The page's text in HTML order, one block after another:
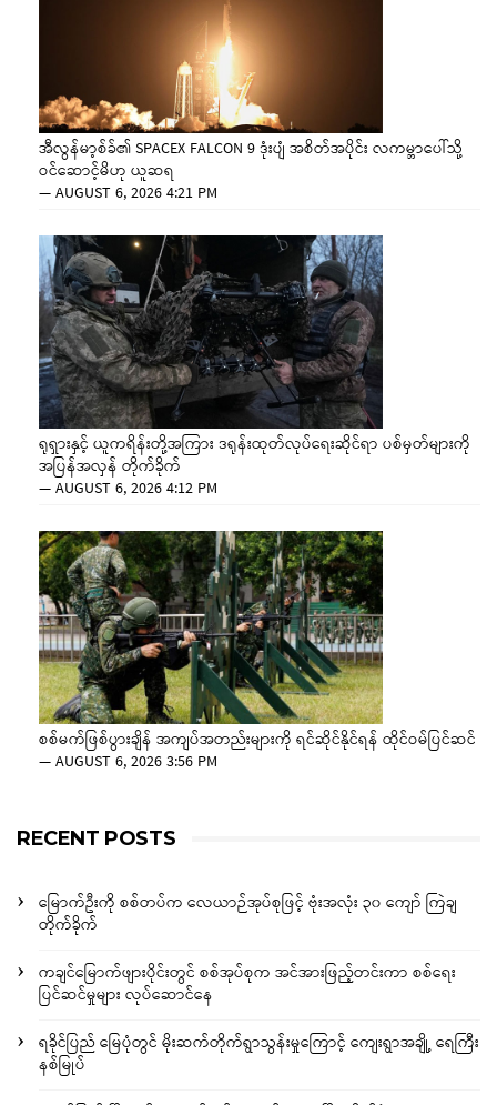
အီလွန်မာ့စ်ခ်၏ SPACEX FALCON 9 ဒုံးပျံ အစိတ်အပိုင်း လကမ္ဘာပေါ်သို့
ဝင်ဆောင့်မိဟု ယူဆရ
—AUGUST 6, 2026 4:21 PM
ရုရှားနှင့် ယူကရိန်းတို့အကြား ဒရုန်းထုတ်လုပ်ရေးဆိုင်ရာ ပစ်မှတ်များကို
အပြန်အလှန် တိုက်ခိုက်
—AUGUST 6, 2026 4:12 PM
စစ်မက်ဖြစ်ပွားချိန် အကျပ်အတည်းများကို ရင်ဆိုင်နိုင်ရန် ထိုင်ဝမ်ပြင်ဆင်
—AUGUST 6, 2026 3:56 PM
RECENT POSTS
မြောက်ဦးကို စစ်တပ်က လေယာဉ်အုပ်စုဖြင့် ဗုံးအလုံး ၃၀ ကျော် ကြဲချ
တိုက်ခိုက်
ကချင်မြောက်ဖျားပိုင်းတွင် စစ်အုပ်စုက အင်အားဖြည့်တင်းကာ စစ်ရေး
ပြင်ဆင်မှုများ လုပ်ဆောင်နေ
ရခိုင်ပြည် မြေပုံတွင် မိုးဆက်တိုက်ရွာသွန်းမှုကြောင့် ကျေးရွာအချို့ ရေကြီး
နစ်မြုပ်